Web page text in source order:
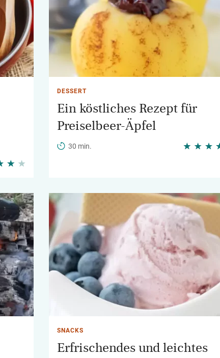
DESSERT
Ein köstliches Rezept für
Preiselbeer-Äpfel
30 min.
SNACKS
Erfrischendes und leichtes